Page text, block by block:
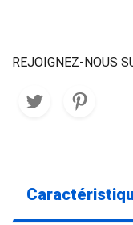
REJOIGNEZ-NOUS